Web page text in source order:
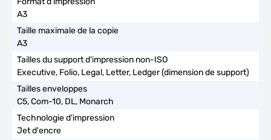
A3
A3
Executive, Folio, Legal, Letter, Ledger (dimension de support)
C5, Com-10, DL, Monarch
Jet d'encre